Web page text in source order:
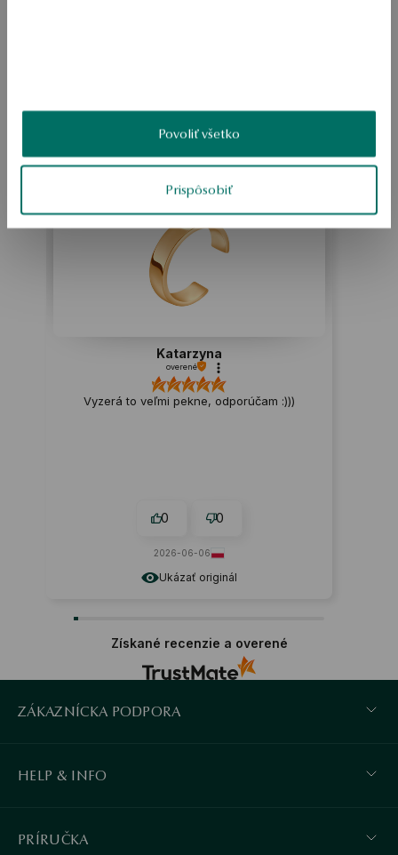
Povoliť všetko
Prispôsobiť
Produkt nemá žiadne recenzie
Možno by Vás zaujímali aj iné ohodnotené produkty
Ako zhromažďujeme recenzie?
Ukázať originál
Katarzyna
overené
Vyzerá to veľmi pekne, odporúčam :)))
0 0
2026-06-06
Získané recenzie a overené
ZÁKAZNÍCKA PODPORA
HELP & INFO
PRÍRUČKA